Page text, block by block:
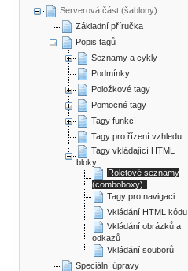
Serverová část (šablony)
Základní příručka
Popis tagů
Seznamy a cykly
Podmínky
Položkové tagy
Pomocné tagy
Tagy funkcí
Tagy pro řízení vzhledu
Tagy vkládající HTML
bloky
Roletové seznamy
(comboboxy)
Tagy pro navigaci
Vkládání HTML kódu
Vkládání obrázků a
odkazů
Vkládání souborů
Speciální úpravy